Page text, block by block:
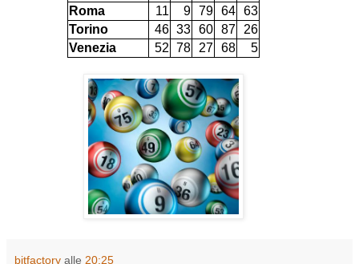
Roma
11 9 79 64 63
Torino
46 33 60 87
26
Venezia
52 78 27 68 5
bitfactory alle 20:25